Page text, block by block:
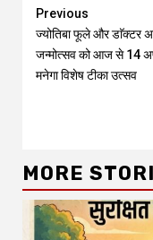
Continue
Reading
Previous
ज्योतिबा फूले और डाॅक्टर
जन्मोत्सव को आज से 14
मनेगा विशेष टीका उत्सव
MORE